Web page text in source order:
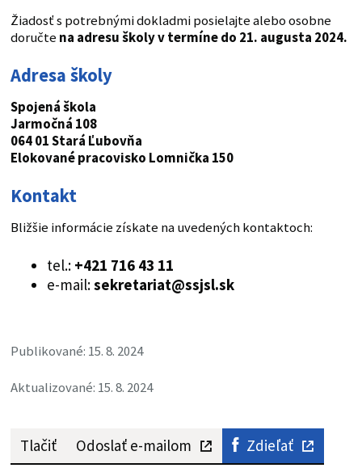
Žiadosť s potrebnými dokladmi posielajte alebo osobne
doručte na adresu školy v termíne do 21. augusta 2024.
Adresa školy
Spojená škola
Jarmočná 108
064 01 Stará Ľubovňa
Elokované pracovisko Lomnička 150
Kontakt
Bližšie informácie získate na uvedených kontaktoch:
tel.: +421 716 43 11
e-mail:sekretariat@ssjsl.sk
Publikované: 15. 8. 2024
Aktualizované: 15. 8. 2024
Tlačiť Odoslať e-mailom Zdieľať